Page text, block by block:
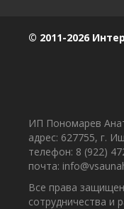
Шикарная
10
Комментарий
Шикарная
Полезный
© 2011-2026
ИП Пономарев
адрес: 627755, г.
телефон: 8 (922)
почта:
Все права
сотрудничества и